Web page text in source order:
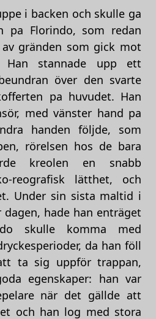
i backen och skulle ga
pa Florindo, som redan
gränden som gick mot
Han stannade upp ett
över den svarte
pa huvudet. Han
med vänster hand pa
handen följde, som
rörelsen hos de bara
kreolen en snabb
reografisk lätthet, och
Under sin sista maltid i
dagen, hade han enträget
skulle komma med
da han föll
ta sig uppför trappan,
egenskaper: han var
när det gällde att
och han log med stora